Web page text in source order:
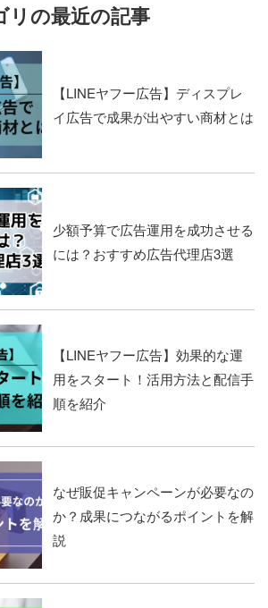
リの最近の記事
【LINEヤフー広告】ディスプレ
イ広告で成果が出やすい商材とは
少額予算で広告運用を成功させる
には？おすすめ広告代理店3選
【LINEヤフー広告】効果的な運
用をスタート！活用方法と配信手
順を紹介
なぜ販促キャンペーンが必要なの
か？成果につながるポイントを解
説